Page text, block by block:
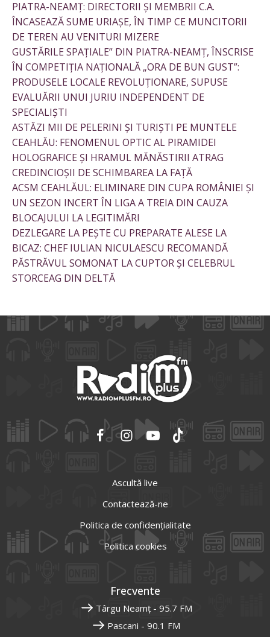
PIATRA-NEAMȚ: DIRECTORII ȘI MEMBRII C.A.
ÎNCASEAZĂ SUME URIAȘE, ÎN TIMP CE MUNCITORII
DE TEREN AU VENITURI MIZERE
GUSTĂRILE SPAȚIALE” DIN PIATRA-NEAMȚ, ÎNSCRISE
ÎN COMPETIȚIA NAȚIONALĂ „ORA DE BUN GUST”:
PRODUSELE LOCALE REVOLUȚIONARE, SUPUSE
EVALUĂRII UNUI JURIU INDEPENDENT DE
SPECIALIȘTI
ASTĂZI MII DE PELERINI ȘI TURIȘTI PE MUNTELE
CEAHLĂU: FENOMENUL OPTIC AL PIRAMIDEI
HOLOGRAFICE ȘI HRAMUL MĂNĂSTIRII ATRAG
CREDINCIOȘII DE SCHIMBAREA LA FAȚĂ
ACSM CEAHLĂUL: ELIMINARE DIN CUPA ROMÂNIEI ȘI
UN SEZON INCERT ÎN LIGA A TREIA DIN CAUZA
BLOCAJULUI LA LEGITIMĂRI
DEZLEGARE LA PEȘTE CU PREPARATE ALESE LA
BICAZ: CHEF IULIAN NICULAESCU RECOMANDĂ
PĂSTRĂVUL SOMONAT LA CUPTOR ȘI CELEBRUL
STORCEAG DIN DELTĂ
Ascultă live
Contactează-ne
Politica de confidențialitate
Politica cookies
Frecvente
Târgu Neamț - 95.7 FM
Pascani - 90.1 FM